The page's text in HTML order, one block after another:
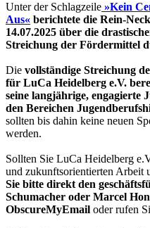
Unter der Schlagzeile »Kein
Aus« berichtete die Rein-
14.07.2025 über die
Streichung der Fördermittel
Die vollständige Streichung
für LuCa Heidelberg e.V.
seine langjährige, engagierte
den Bereichen
sollten bis dahin keine neuen
werden.
Sollten Sie LuCa Heidelberg
und zukunftsorientierten Arbeit
Sie bitte direkt den
Schumacher oder Marcel
ObscureMyEmail oder rufen